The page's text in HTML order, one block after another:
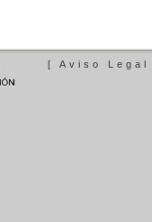
[ Aviso